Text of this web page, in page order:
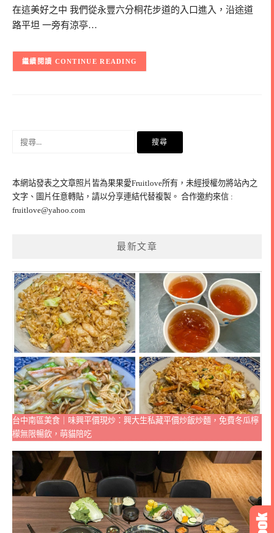
在這美好之中 我們從永豐六分桐花步道的入口進入，沿途道
路平坦 一旁有涼亭…
CONTINUE READING
字:
本網站發表之文章照片皆為果果愛Fruitlove所有，未經授權勿將站內之
文字、圖片任意轉貼，請以分享連結代替複製。 合作邀約來信 :
fruitlove@yahoo.com
最新文章
台中南區美食｜味興平價現炒：興大生私藏平價炒飯炒麵，免費冬瓜檸
檬無限暢飲，萌貓陪吃